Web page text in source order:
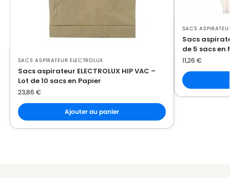
SACS ASPIRATEUR ELECTROLUX
Sacs aspirateur ELECTROLUX HIP VAC –
Lot de 10 sacs en Papier
23,86 €
Ajouter au panier
SACS
Sacs
de 5 sacs en
11,26 €